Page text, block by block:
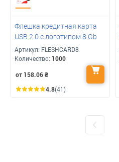
Флешка кредитная карта
USB 2.0 с логотипом 8 Gb
Артикул: FLESHCARD8
Количество: 1000
от 158.06₴
4.8(41)